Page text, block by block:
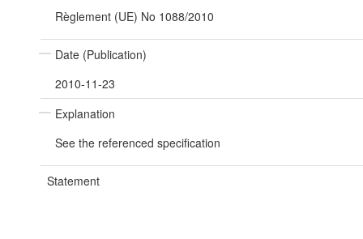
Règlement (UE) No 1088/2010
Date (Publication)
2010-11-23
Explanation
See the referenced specification
Statement